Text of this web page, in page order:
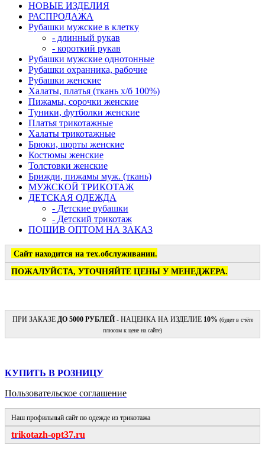
НОВЫЕ ИЗДЕЛИЯ
РАСПРОДАЖА
Рубашки мужские в клетку
- длинный рукав
- короткий рукав
Рубашки мужские однотонные
Рубашки охранника, рабочие
Рубашки женские
Халаты, платья (ткань х/б 100%)
Пижамы, сорочки женские
Туники, футболки женские
Платья трикотажные
Халаты трикотажные
Брюки, шорты женские
Костюмы женские
Толстовки женские
Брижди, пижамы муж. (ткань)
МУЖСКОЙ ТРИКОТАЖ
ДЕТСКАЯ ОДЕЖДА
- Детские рубашки
- Детский трикотаж
ПОШИВ ОПТОМ НА ЗАКАЗ
Сайт находится на тех.обслуживании.
ПОЖАЛУЙСТА, УТОЧНЯЙТЕ ЦЕНЫ У МЕНЕДЖЕРА.
ПРИ ЗАКАЗЕ ДО 5000 РУБЛЕЙ- НАЦЕНКА НА ИЗДЕЛИЕ 10% (будет в счёте
плюсом к цене на сайте)
КУПИТЬ В РОЗНИЦУ
Пользовательское соглашение
Наш профильный сайт по одежде из трикотажа
trikotazh-opt37.ru